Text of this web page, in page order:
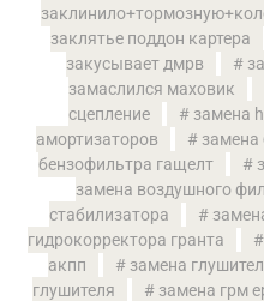
заклятье поддон картера
закусывает дмрв
замаслился маховик
сцепление
замена
амортизаторов
замена
бензофильтра гащелт
замена воздушного
стабилизатора
гидрокорректора гранта
акпп
замена
глушителя
замена грм